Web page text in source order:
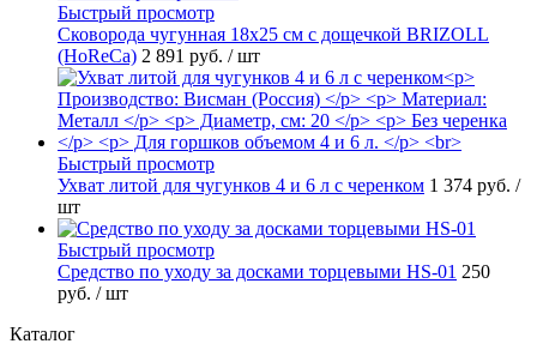
Быстрый просмотр
Сковорода чугунная 18х25 см с дощечкой BRIZOLL
(HoReCa) 2 891 руб. / шт
Быстрый просмотр
Ухват литой для чугунков 4 и 6 л с черенком 1 374 руб. /
шт
Быстрый просмотр
Средство по уходу за досками торцевыми HS-01 250
руб. / шт
Каталог